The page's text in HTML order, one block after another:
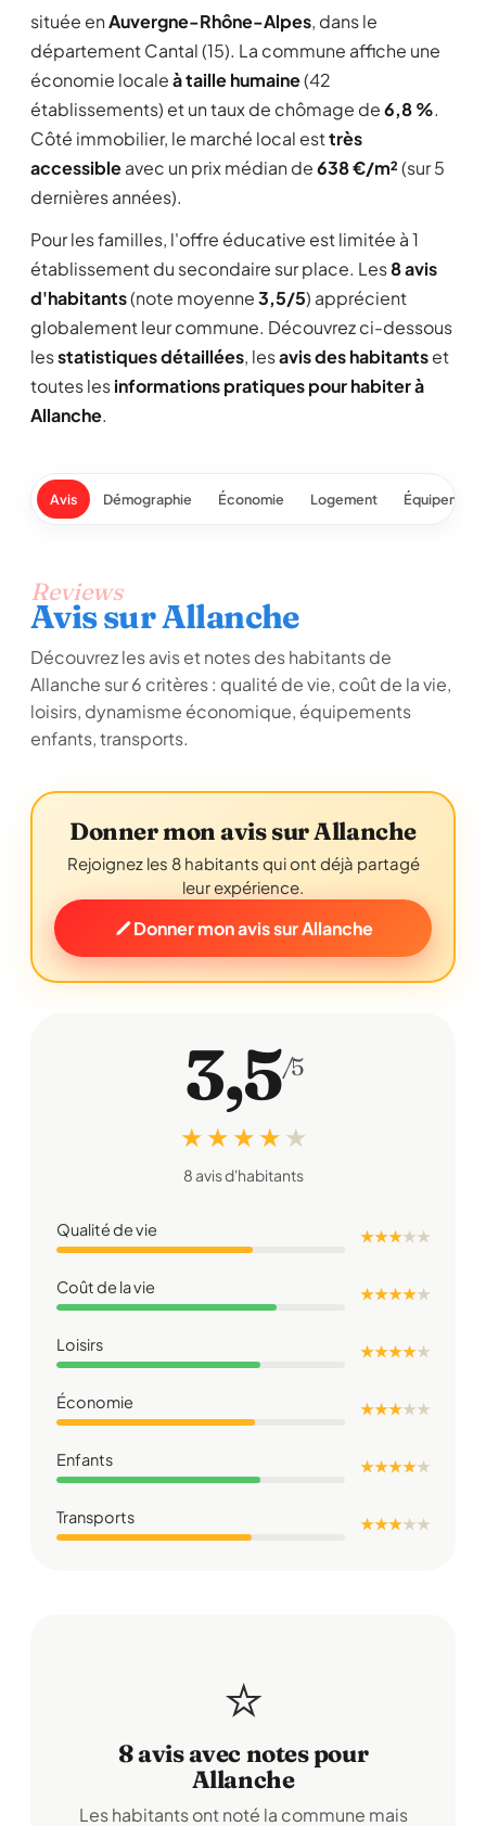
située enAuvergne-Rhône-Alpes, dans le
département Cantal (15). La commune affiche une
économie localeà taille humaine(42
établissements) et un taux de chômage de6,8 %.
Côté immobilier, le marché local esttrès
accessibleavec un prix médian de638 €/m²(sur 5
dernières années).
Pour les familles, l'offre éducative est limitée à 1
établissement du secondaire sur place. Les8 avis
d'habitants(note moyenne3,5/5) apprécient
globalement leur commune. Découvrez ci-dessous
lesstatistiques détaillées, lesavis des habitantset
toutes lesinformations pratiques pour habiter à
Allanche.
Avis Démographie Économie Logement
Reviews
Avis sur Allanche
Découvrez les avis et notes des habitants de
Allanche sur 6 critères : qualité de vie, coût de la vie,
loisirs, dynamisme économique, équipements
enfants, transports.
Donner mon avis sur Allanche
Rejoignez les 8 habitants qui ont déjà partagé
leur expérience.
Donner mon avis sur Allanche
3,5/5
★ ★ ★ ★ ★
8 avis d'habitants
Qualité de vie ★ ★ ★★★
Coût de la vie ★ ★ ★ ★★
Loisirs ★ ★ ★ ★★
Économie ★ ★ ★★★
Enfants ★ ★ ★ ★★
Transports ★ ★ ★★★
⭐
8 avis avec notes pour
Allanche
Les habitants ont noté la commune mais